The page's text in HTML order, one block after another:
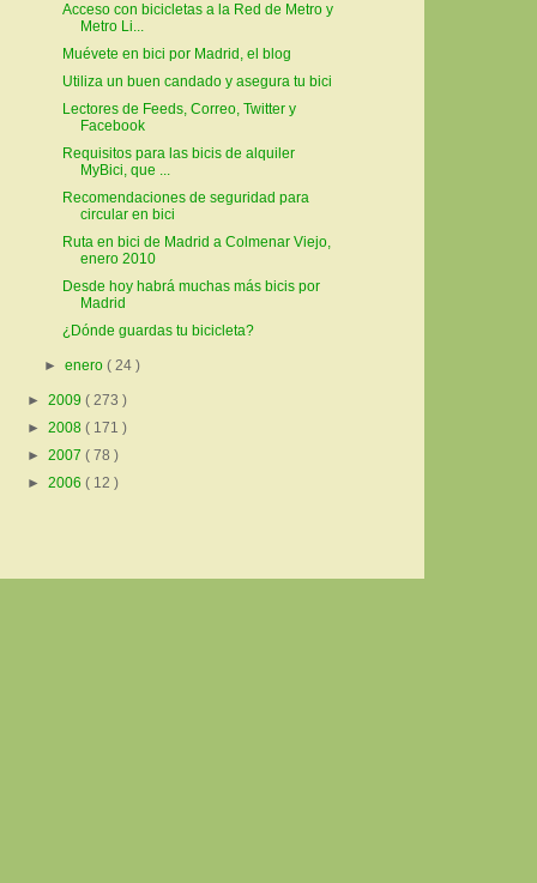
Acceso con bicicletas a la Red de Metro y
Metro Li...
Muévete en bici por Madrid, el blog
Utiliza un buen candado y asegura tu bici
Lectores de Feeds, Correo, Twitter y
Facebook
Requisitos para las bicis de alquiler
MyBici, que ...
Recomendaciones de seguridad para
circular en bici
Ruta en bici de Madrid a Colmenar Viejo,
enero 2010
Desde hoy habrá muchas más bicis por
Madrid
¿Dónde guardas tu bicicleta?
►enero( 24 )
► 2009 ( 273 )
► 2008 ( 171 )
► 2007 ( 78 )
► 2006 ( 12 )